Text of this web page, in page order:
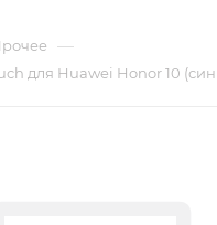
—
для Huawei Honor 10